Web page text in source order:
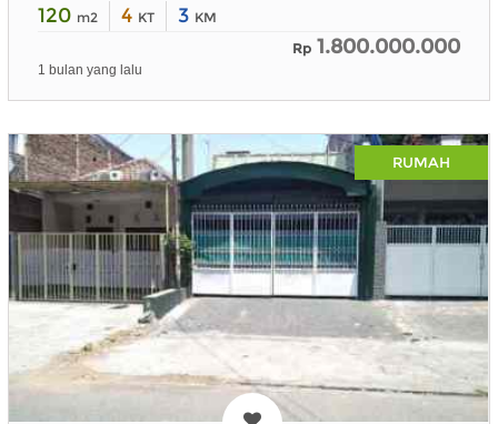
120 m2 4 KT 3 KM
Rp 1.800.000.000
1 bulan yang lalu
RUMAH